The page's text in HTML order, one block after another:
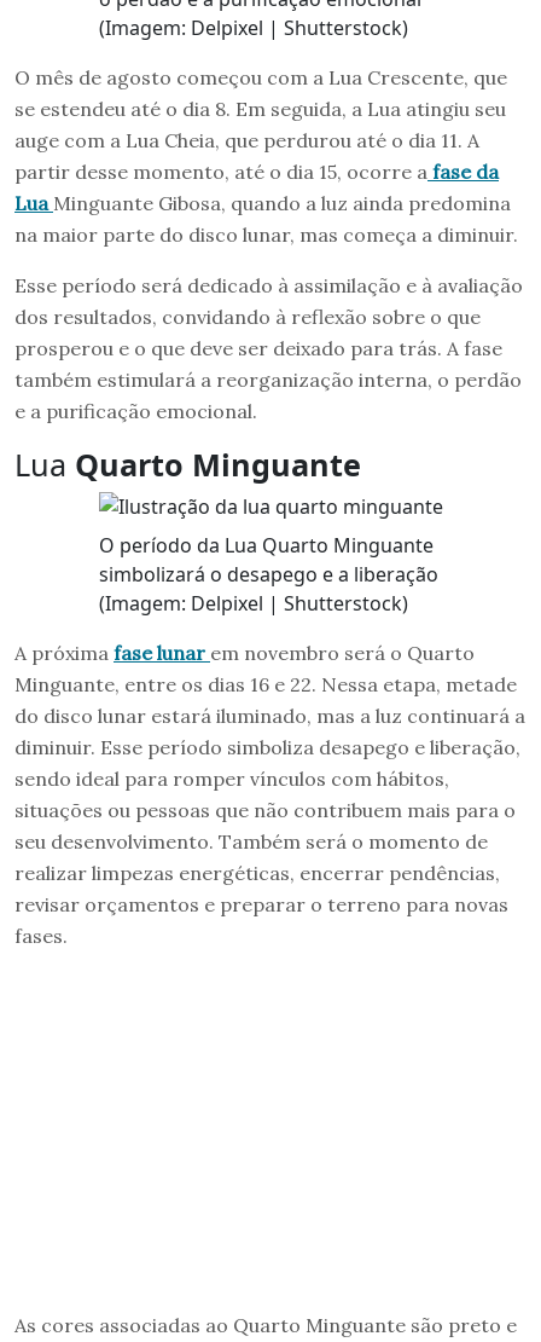
(Imagem: Delpixel | Shutterstock)
O mês de agosto começou com a Lua Crescente, que
se estendeu até o dia 8. Em seguida, a Lua atingiu seu
auge com a Lua Cheia, que perdurou até o dia 11. A
partir desse momento, até o dia 15, ocorre a fase da
Lua Minguante Gibosa, quando a luz ainda predomina
na maior parte do disco lunar, mas começa a diminuir.
Esse período será dedicado à assimilação e à avaliação
dos resultados, convidando à reflexão sobre o que
prosperou e o que deve ser deixado para trás. A fase
também estimulará a reorganização interna, o perdão
e a purificação emocional.
Lua Quarto Minguante
O período da Lua Quarto Minguante
simbolizará o desapego e a liberação
(Imagem: Delpixel | Shutterstock)
A próxima fase lunar em novembro será o Quarto
Minguante, entre os dias 16 e 22. Nessa etapa, metade
do disco lunar estará iluminado, mas a luz continuará a
diminuir. Esse período simboliza desapego e liberação,
sendo ideal para romper vínculos com hábitos,
situações ou pessoas que não contribuem mais para o
seu desenvolvimento. Também será o momento de
realizar limpezas energéticas, encerrar pendências,
revisar orçamentos e preparar o terreno para novas
fases.
As cores associadas ao Quarto Minguante são preto e